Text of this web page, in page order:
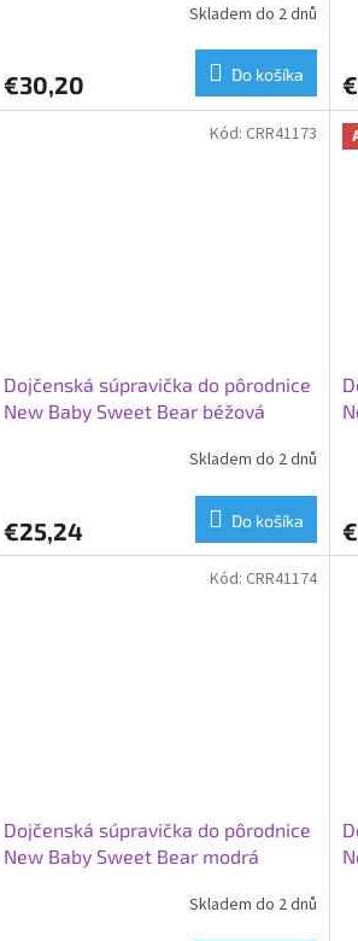
Skladem do 2 dnů
€30,20 Do košíka
Dojčenská súpravička do pôrodnice
New Baby Sweet Bear béžová
Skladem do 2 dnů
€25,24 Do košíka
Kód: CRR41173
Dojčenská súpravička do pôrodnice
New Baby Sweet Bear modrá
Skladem do 2 dnů
Kód: CRR41174